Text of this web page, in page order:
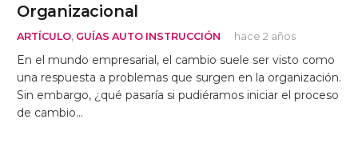
Organizacional
ARTÍCULO, GUÍAS AUTO INSTRUCCIÓN hace 2 años
En el mundo empresarial, el cambio suele ser visto como
una respuesta a problemas que surgen en la organización.
Sin embargo, ¿qué pasaría si pudiéramos iniciar el proceso
de cambio…